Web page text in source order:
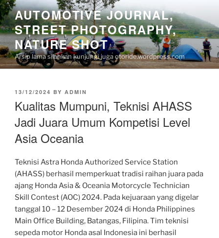
Skip
to
content
AUTOMOTIVE JOURNAL,
STREET PHOTOGRAPHY,
NATURE SHOT
Arsip lama silahkan kunjungi juga otoride.wordpress.com
POSTED
13/12/2024 BY ADMIN
Kualitas Mumpuni, Teknisi AHASS
Jadi Juara Umum Kompetisi Level
Asia Oceania
Teknisi Astra Honda Authorized Service Station
(AHASS) berhasil memperkuat tradisi raihan juara pada
ajang Honda Asia & Oceania Motorcycle Technician
Skill Contest (AOC) 2024. Pada kejuaraan yang digelar
tanggal 10 – 12 Desember 2024 di Honda Philippines
Main Office Building, Batangas, Filipina. Tim teknisi
sepeda motor Honda asal Indonesia ini berhasil